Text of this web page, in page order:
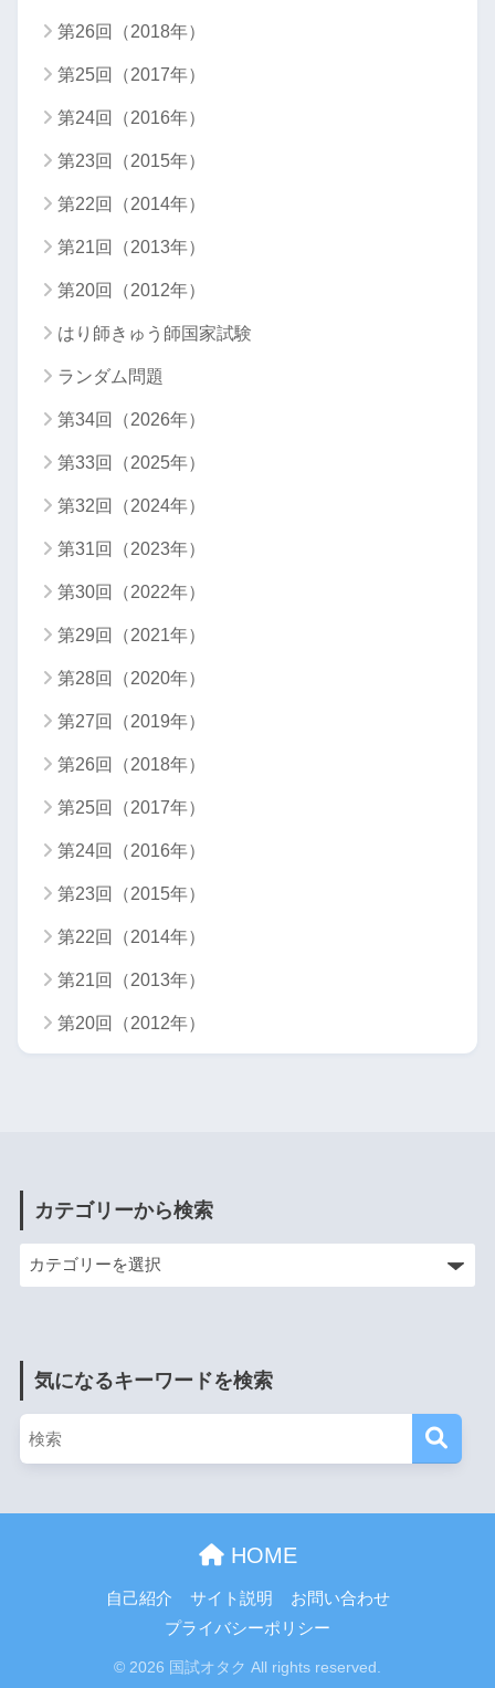
第26回（2018年）
第25回（2017年）
第24回（2016年）
第23回（2015年）
第22回（2014年）
第21回（2013年）
第20回（2012年）
はり師きゅう師国家試験
ランダム問題
第34回（2026年）
第33回（2025年）
第32回（2024年）
第31回（2023年）
第30回（2022年）
第29回（2021年）
第28回（2020年）
第27回（2019年）
第26回（2018年）
第25回（2017年）
第24回（2016年）
第23回（2015年）
第22回（2014年）
第21回（2013年）
第20回（2012年）
カテゴリーから検索
気になるキーワードを検索
HOME
自己紹介 サイト説明
お問い合わせ
プライバシーポリシー
© 2026 国試オタク All rights reserved.